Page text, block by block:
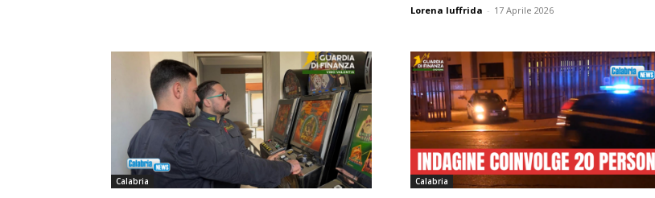
Lorena Iuffrida - 17 Aprile 2026
Calabria Calabria